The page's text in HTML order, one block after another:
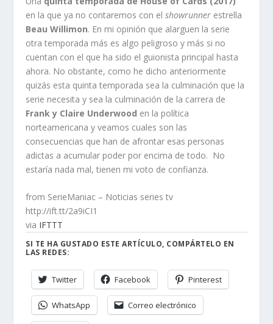
en la que ya no contaremos con elshowrunner estrella
Beau Willimon. En mi opinión que alarguen la serie
otra temporada más es algo peligroso y más si no
cuentan con el que ha sido el guionista principal hasta
ahora. No obstante, como he dicho anteriormente
quizás esta quinta temporada sea la culminación que la
serie necesita y sea la culminación de la carrera de
Frank y Claire Underwood en la política
norteamericana y veamos cuales son las
consecuencias que han de afrontar esas personas
adictas a acumular poder por encima de todo. No
estaría nada mal, tienen mi voto de confianza.
from SerieManiac – Noticias series tv
http://ift.tt/2a9iCI1
via IFTTT
SI TE HA GUSTADO ESTE ARTÍCULO, COMPÁRTELO EN
LAS REDES:
Twitter Facebook Pinterest
WhatsApp Correo electrónico